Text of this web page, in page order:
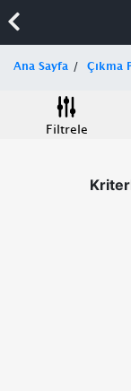
Ana Sayfa Çıkma
Filtrele